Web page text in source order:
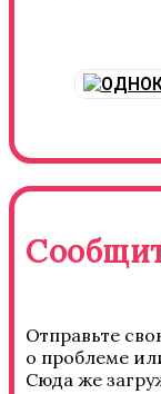
Отправьте
о проблеме
Сюда же